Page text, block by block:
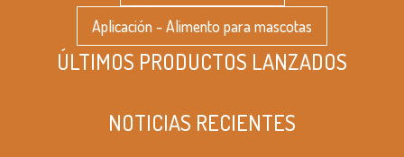
Aplicación - Alimento para mascotas
ÚLTIMOS PRODUCTOS LANZADOS
NOTICIAS RECIENTES